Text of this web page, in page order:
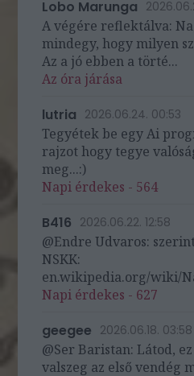
Lobo Marunga
A végére reflektálva:
mindegy, hogy milyen
Az a jó ebben a törté...
Az óra járása
lutria 2026.06.24. 00:53
Tegyétek be egy Ai
rajzot hogy tegye
meg...:)
Napi érdekes - 564
B416 2026.06.22. 12:58
@Endre Udvaros:
NSKK:
en.wikipedia.org/wiki/
Napi érdekes - 627
geegee 2026.06.18. 03:58
@Ser Baristan: Látod,
valszeg az első vendég